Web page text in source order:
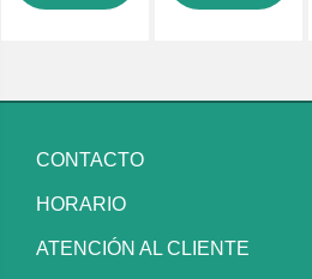
CONTACTO
HORARIO
ATENCIÓN AL CLIENTE